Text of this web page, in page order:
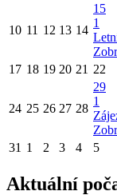
10 11 12 13 14
15
1
17 18 19 20 21 22
24 25 26 27 28
29
1
31 1 2 3 4 5
Aktuální